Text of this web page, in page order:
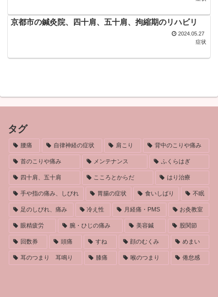
京都市の鍼灸院、四十肩、五十肩、拘縮期のリハビリ
2024.05.27
症状
タグ
腰痛 自律神経の症状 肩こり 背中のこりや痛み
首のこりや痛み メンテナンス ふくらはぎ
四十肩、五十肩 こころとからだ はり治療
手や指の痛み、しびれ 胃腸の症状 食いしばり 不眠
足のしびれ、痛み 冷え性 月経痛・PMS お灸教室
眼精疲労 腕・ひじの痛み 美容鍼 股関節
回数券 頭痛 すね 顔のむくみ めまい
耳のつまり 耳鳴り 膝痛 喉のつまり 倦怠感